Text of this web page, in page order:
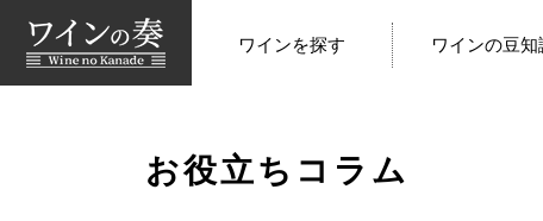
ワインを探す ワインの豆知
お役立ちコラム